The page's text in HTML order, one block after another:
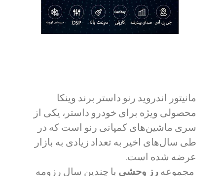
مانیتور اندروید رنو داستر برند وینکا
محصولی ویژه برای خودرو داستر، یکی از
سری ماشین‌های کمپانی رنو است که در
طی سال‌های اخیر به تعداد زیادی به بازار
عرضه شده است.
مجموعه رز وحشی با چندین سال رزومه